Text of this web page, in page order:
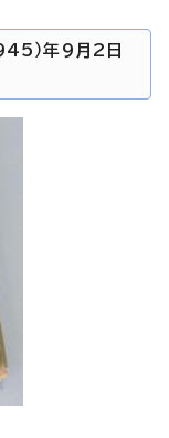
）年9月2日